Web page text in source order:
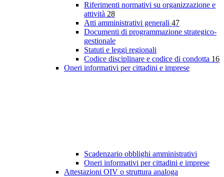
Riferimenti normativi su organizzazione e
attività 28
Atti amministrativi generali 47
Documenti di programmazione strategico-
gestionale
Statuti e leggi regionali
Codice disciplinare e codice di condotta 16
Oneri informativi per cittadini e imprese
Scadenzario obblighi amministrativi
Oneri informativi per cittadini e imprese
Attestazioni OIV o struttura analoga